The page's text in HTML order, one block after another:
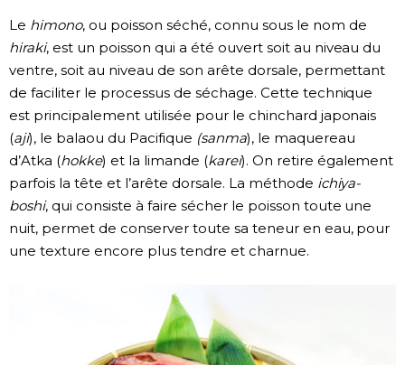
Images
Vidéos
Tokyo
Le himono, ou poisson séché, connu sous le nom de
hiraki, est un poisson qui a été ouvert soit au niveau du
ventre, soit au niveau de son arête dorsale, permettant
de faciliter le processus de séchage. Cette technique
est principalement utilisée pour le chinchard japonais
(aji), le balaou du Pacifique (sanma), le maquereau
d’Atka (hokke) et la limande (karei). On retire également
parfois la tête et l’arête dorsale. La méthode ichiya-
boshi, qui consiste à faire sécher le poisson toute une
nuit, permet de conserver toute sa teneur en eau, pour
une texture encore plus tendre et charnue.